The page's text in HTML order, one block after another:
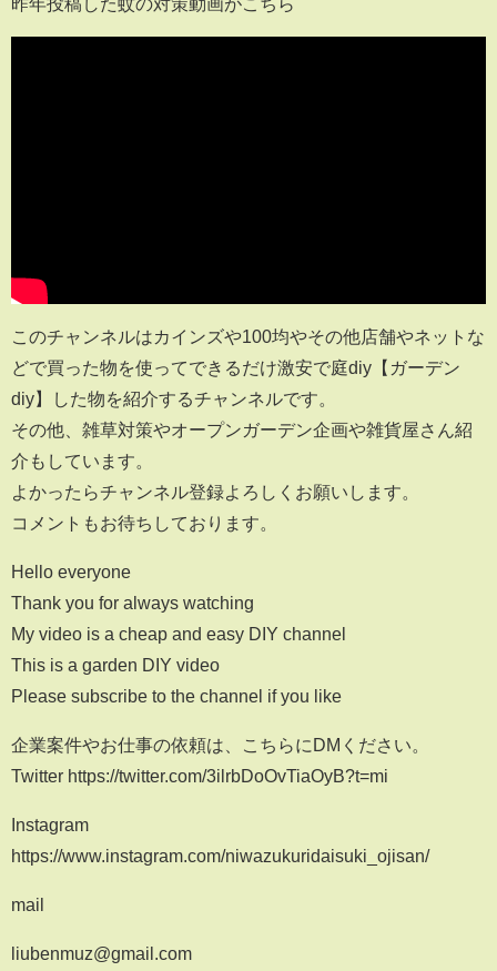
このチャンネルはカインズや100均やその他店舗やネットな
どで買った物を使ってできるだけ激安で庭diy【ガーデン
diy】した物を紹介するチャンネルです。
その他、雑草対策やオープンガーデン企画や雑貨屋さん紹
介もしています。
よかったらチャンネル登録よろしくお願いします。
コメントもお待ちしております。
Hello everyone
Thank you for always watching
My video is a cheap and easy DIY channel
This is a garden DIY video
Please subscribe to the channel if you like
企業案件やお仕事の依頼は、こちらにDMください。
Twitter https://twitter.com/3ilrbDoOvTiaOyB?t=mi
Instagram
https://www.instagram.com/niwazukuridaisuki_ojisan/
mail
liubenmuz@gmail.com